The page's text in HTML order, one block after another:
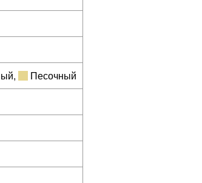
,
Песочный